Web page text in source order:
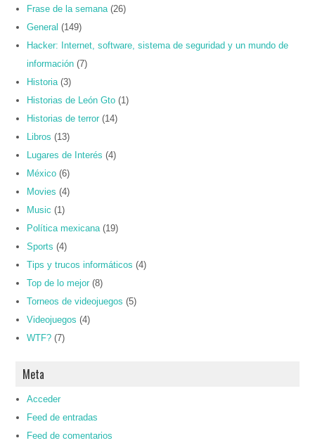
Frase de la semana (26)
General (149)
Hacker: Internet, software, sistema de seguridad y un mundo de
información (7)
Historia (3)
Historias de León Gto (1)
Historias de terror (14)
Libros (13)
Lugares de Interés (4)
México (6)
Movies (4)
Music (1)
Política mexicana (19)
Sports (4)
Tips y trucos informáticos (4)
Top de lo mejor (8)
Torneos de videojuegos (5)
Videojuegos (4)
WTF? (7)
Meta
Acceder
Feed de entradas
Feed de comentarios